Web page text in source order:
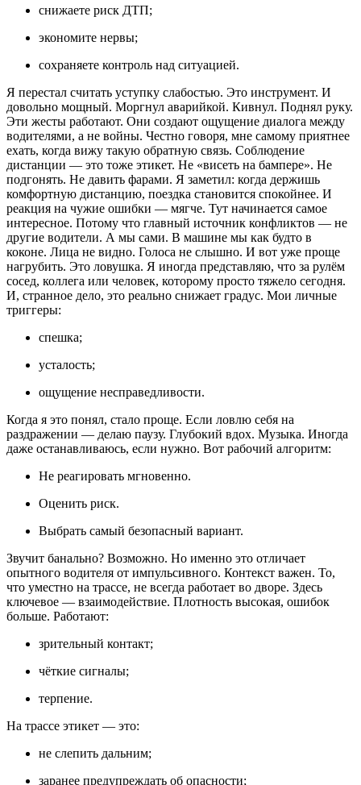
снижаете риск ДТП;
экономите нервы;
сохраняете контроль над ситуацией.
Я перестал считать уступку слабостью. Это инструмент. И
довольно мощный. Моргнул аварийкой. Кивнул. Поднял руку.
Эти жесты работают. Они создают ощущение диалога между
водителями, а не войны. Честно говоря, мне самому приятнее
ехать, когда вижу такую обратную связь. Соблюдение
дистанции — это тоже этикет. Не «висеть на бампере». Не
подгонять. Не давить фарами. Я заметил: когда держишь
комфортную дистанцию, поездка становится спокойнее. И
реакция на чужие ошибки — мягче. Тут начинается самое
интересное. Потому что главный источник конфликтов — не
другие водители. А мы сами. В машине мы как будто в
коконе. Лица не видно. Голоса не слышно. И вот уже проще
нагрубить. Это ловушка. Я иногда представляю, что за рулём
сосед, коллега или человек, которому просто тяжело сегодня.
И, странное дело, это реально снижает градус. Мои личные
триггеры:
спешка;
усталость;
ощущение несправедливости.
Когда я это понял, стало проще. Если ловлю себя на
раздражении — делаю паузу. Глубокий вдох. Музыка. Иногда
даже останавливаюсь, если нужно. Вот рабочий алгоритм:
Не реагировать мгновенно.
Оценить риск.
Выбрать самый безопасный вариант.
Звучит банально? Возможно. Но именно это отличает
опытного водителя от импульсивного. Контекст важен. То,
что уместно на трассе, не всегда работает во дворе. Здесь
ключевое — взаимодействие. Плотность высокая, ошибок
больше. Работают:
зрительный контакт;
чёткие сигналы;
терпение.
На трассе этикет — это:
не слепить дальним;
заранее предупреждать об опасности;